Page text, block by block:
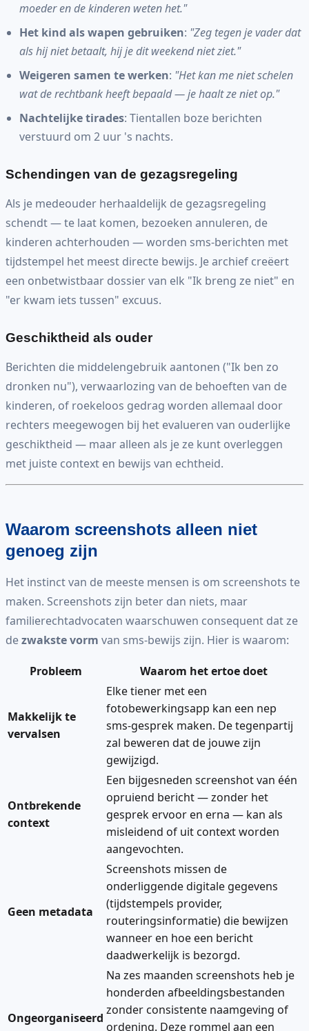
moeder en de kinderen weten het."
Het kind als wapen gebruiken: "Zeg tegen je vader dat
als hij niet betaalt, hij je dit weekend niet ziet."
Weigeren samen te werken: "Het kan me niet schelen
wat de rechtbank heeft bepaald — je haalt ze niet op."
Nachtelijke tirades: Tientallen boze berichten
verstuurd om 2 uur 's nachts.
Schendingen van de gezagsregeling
Als je medeouder herhaaldelijk de gezagsregeling
schendt — te laat komen, bezoeken annuleren, de
kinderen achterhouden — worden sms-berichten met
tijdstempel het meest directe bewijs. Je archief creëert
een onbetwistbaar dossier van elk "Ik breng ze niet" en
"er kwam iets tussen" excuus.
Geschiktheid als ouder
Berichten die middelengebruik aantonen ("Ik ben zo
dronken nu"), verwaarlozing van de behoeften van de
kinderen, of roekeloos gedrag worden allemaal door
rechters meegewogen bij het evalueren van ouderlijke
geschiktheid — maar alleen als je ze kunt overleggen
met juiste context en bewijs van echtheid.
Waarom screenshots alleen niet
genoeg zijn
Het instinct van de meeste mensen is om screenshots te
maken. Screenshots zijn beter dan niets, maar
familierechtadvocaten waarschuwen consequent dat ze
dezwakste vorm van sms-bewijs zijn. Hier is waarom:
Probleem Waarom het ertoe doet
Makkelijk te
vervalsen
Elke tiener met een
fotobewerkingsapp kan een nep
sms-gesprek maken. De tegenpartij
zal beweren dat de jouwe zijn
gewijzigd.
Ontbrekende
context
Een bijgesneden screenshot van één
opruiend bericht — zonder het
gesprek ervoor en erna — kan als
misleidend of uit context worden
aangevochten.
Geen metadata
Screenshots missen de
onderliggende digitale gegevens
(tijdstempels provider,
routeringsinformatie) die bewijzen
wanneer en hoe een bericht
daadwerkelijk is bezorgd.
Ongeorganiseerd
Na zes maanden screenshots heb je
honderden afbeeldingsbestanden
zonder consistente naamgeving of
ordening. Deze rommel aan een